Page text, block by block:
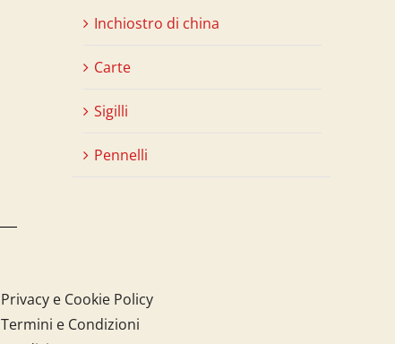
Inchiostro di china
Carte
Sigilli
Pennelli
Privacy e Cookie Policy
Termini e Condizioni